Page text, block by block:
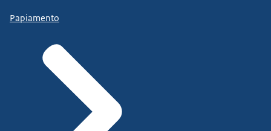
Papiamento